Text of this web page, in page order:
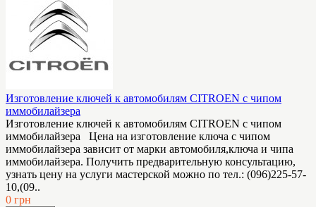
Изготовление ключей к автомобилям CITROEN с чипом
иммобилайзера
Изготовление ключей к автомобилям CITROEN с чипом
иммобилайзера Цена на изготовление ключа с чипом
иммобилайзера зависит от марки автомобиля,ключа и чипа
иммобилайзера. Получить предварительную консультацию,
узнать цену на услуги мастерской можно по тел.: (096)225-57-
10,(09..
0 грн